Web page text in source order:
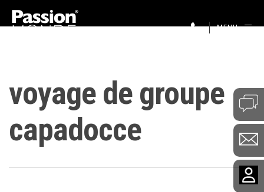
MENU
voyage de groupe
capadocce